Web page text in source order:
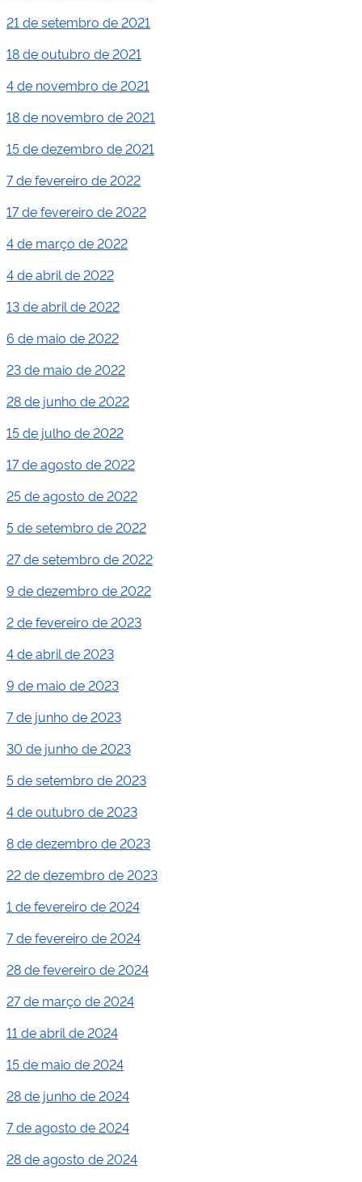
21 de setembro de 2021
18 de outubro de 2021
4 de novembro de 2021
18 de novembro de 2021
15 de dezembro de 2021
7 de fevereiro de 2022
17 de fevereiro de 2022
4 de março de 2022
4 de abril de 2022
13 de abril de 2022
6 de maio de 2022
23 de maio de 2022
28 de junho de 2022
15 de julho de 2022
17 de agosto de 2022
25 de agosto de 2022
5 de setembro de 2022
27 de setembro de 2022
9 de dezembro de 2022
2 de fevereiro de 2023
4 de abril de 2023
9 de maio de 2023
7 de junho de 2023
30 de junho de 2023
5 de setembro de 2023
4 de outubro de 2023
8 de dezembro de 2023
22 de dezembro de 2023
1 de fevereiro de 2024
7 de fevereiro de 2024
28 de fevereiro de 2024
27 de março de 2024
11 de abril de 2024
15 de maio de 2024
28 de junho de 2024
7 de agosto de 2024
28 de agosto de 2024